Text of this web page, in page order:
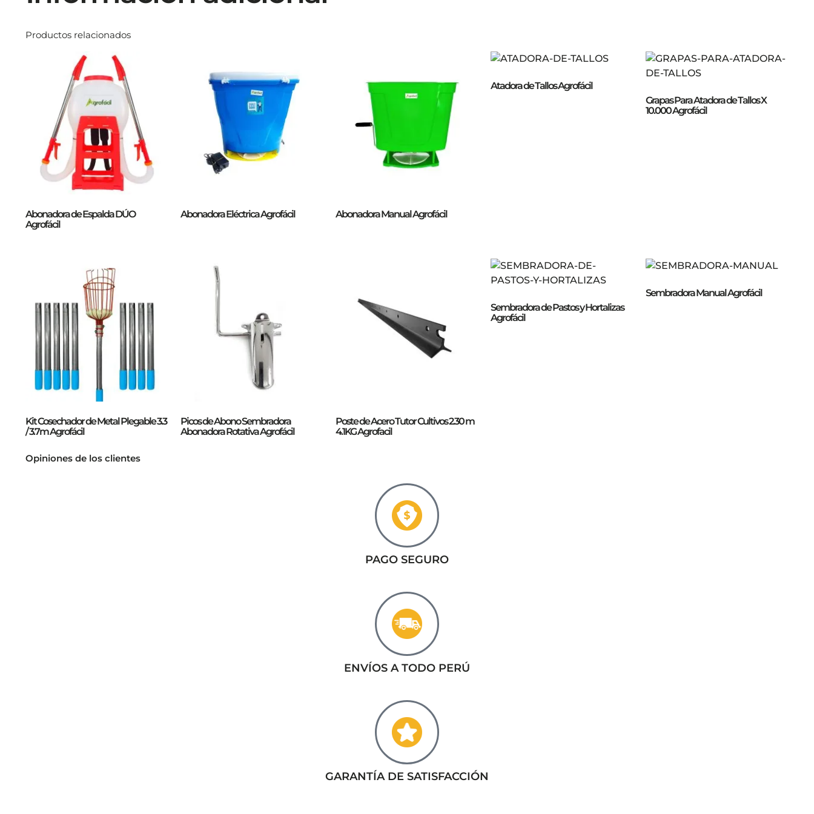
Productos relacionados
Abonadora de Espalda DÚO
Agrofácil
Abonadora Eléctrica Agrofácil Abonadora Manual Agrofácil
Atadora de Tallos Agrofácil
Grapas Para Atadora de Tallos X
10.000 Agrofácil
Kit Cosechador de Metal Plegable 3.3
/ 3.7m Agrofácil
Picos de Abono Sembradora
Abonadora Rotativa Agrofácil
Poste de Acero Tutor Cultivos 2.30 m
4.1KG Agrofacil
Sembradora de Pastos y Hortalizas
Agrofácil
Sembradora Manual Agrofácil
Opiniones de los clientes
PAGO SEGURO
ENVÍOS A TODO PERÚ
GARANTÍA DE SATISFACCIÓN